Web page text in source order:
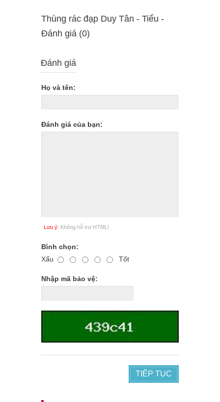
Thùng rác đạp Duy Tân - Tiểu -
Ðánh giá (0)
Đánh giá
Họ và tên:
Đánh giá của bạn:
Lưu ý: Không hỗ trợ HTML!
Bình chọn:
Xấu
Tốt
Nhập mã bảo vệ:
TIẾP TỤC